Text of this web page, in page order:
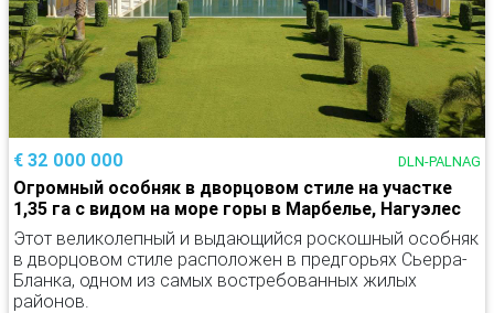
€ 32 000 000 DLN-PALNAG
Огромный особняк в дворцовом стиле на участке
1,35 га с видом на море горы в Марбелье, Нагуэлес
Этот великолепный и выдающийся роскошный особняк
в дворцовом стиле расположен в предгорьях Сьерра-
Бланка, одном из самых востребованных жилых
районов.